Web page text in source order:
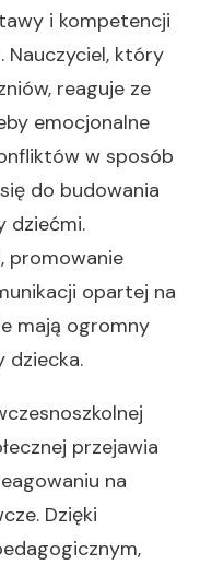
i kompetencji
Nauczyciel, który
reaguje ze
emocjonalne
w sposób
do budowania
dziećmi.
promowanie
opartej na
mają ogromny
dziecka.
przejawia
na
Dzięki